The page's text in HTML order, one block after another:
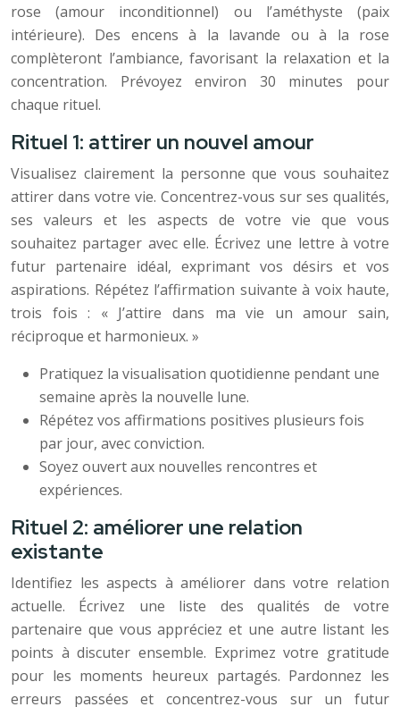
rose (amour inconditionnel) ou l’améthyste (paix
intérieure). Des encens à la lavande ou à la rose
complèteront l’ambiance, favorisant la relaxation et la
concentration. Prévoyez environ 30 minutes pour
chaque rituel.
Rituel 1: attirer un nouvel amour
Visualisez clairement la personne que vous souhaitez
attirer dans votre vie. Concentrez-vous sur ses qualités,
ses valeurs et les aspects de votre vie que vous
souhaitez partager avec elle. Écrivez une lettre à votre
futur partenaire idéal, exprimant vos désirs et vos
aspirations. Répétez l’affirmation suivante à voix haute,
trois fois : « J’attire dans ma vie un amour sain,
réciproque et harmonieux. »
Pratiquez la visualisation quotidienne pendant une
semaine après la nouvelle lune.
Répétez vos affirmations positives plusieurs fois
par jour, avec conviction.
Soyez ouvert aux nouvelles rencontres et
expériences.
Rituel 2: améliorer une relation
existante
Identifiez les aspects à améliorer dans votre relation
actuelle. Écrivez une liste des qualités de votre
partenaire que vous appréciez et une autre listant les
points à discuter ensemble. Exprimez votre gratitude
pour les moments heureux partagés. Pardonnez les
erreurs passées et concentrez-vous sur un futur